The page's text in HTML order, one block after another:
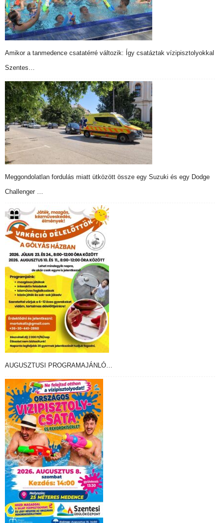
Amikor a tanmedence csatatérré változik: Így csatáztak vízipisztolyokkal
Szentes…
Meggondolatlan fordulás miatt ütközött össze egy Suzuki és egy Dodge
Challenger …
AUGUSZTUSI PROGRAMAJÁNLÓ…